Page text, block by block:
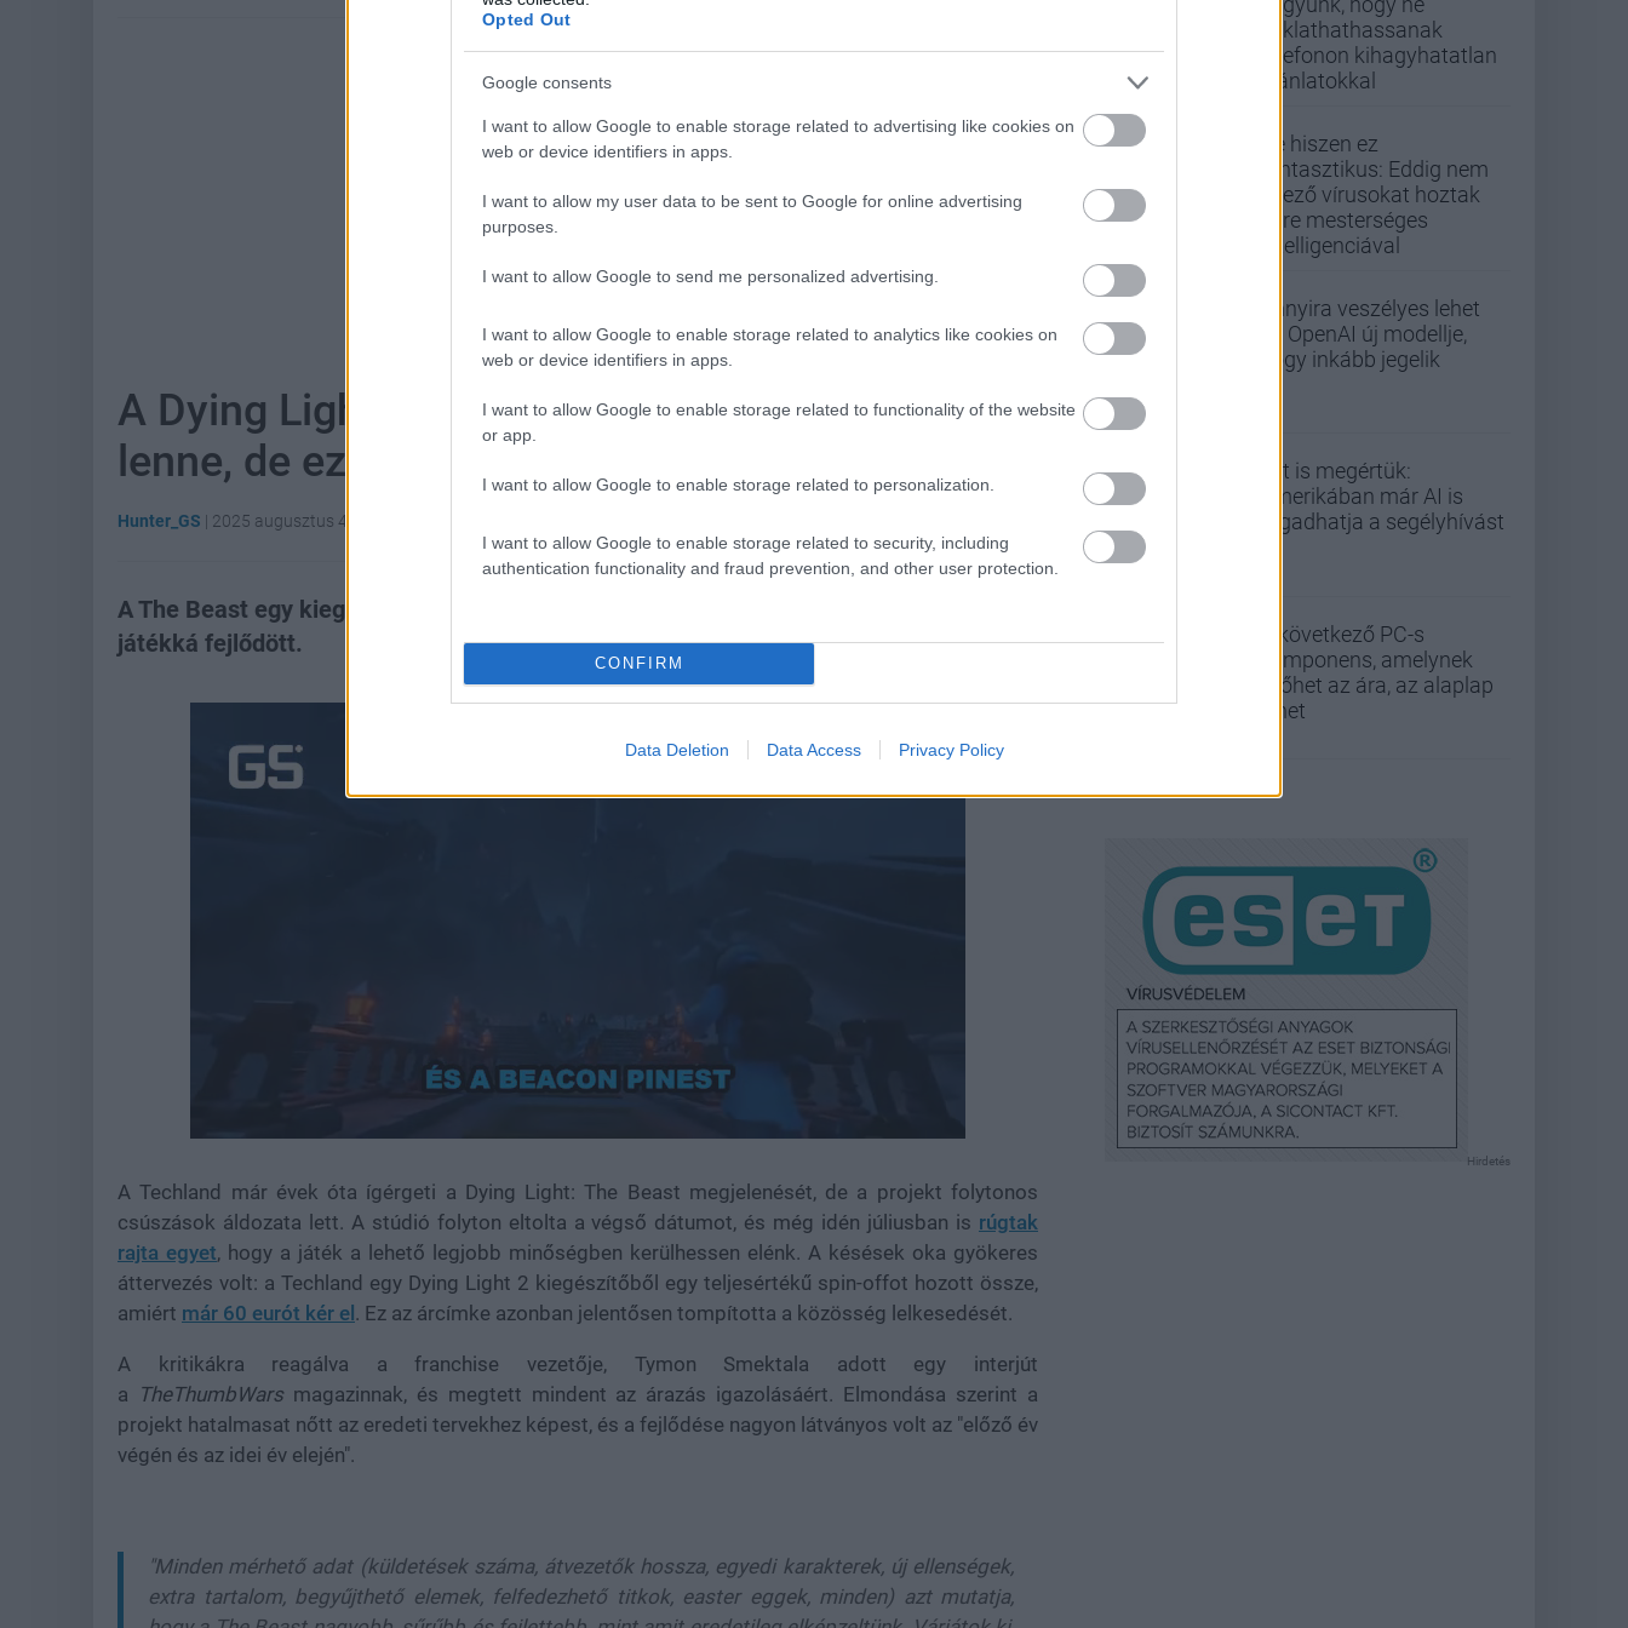
Opted Out
Google consents
I want to allow Google to enable storage related to advertising like cookies on
web or device identifiers in apps.
I want to allow my user data to be sent to Google for online advertising
purposes.
I want to allow Google to send me personalized advertising.
I want to allow Google to enable storage related to analytics like cookies on
web or device identifiers in apps.
I want to allow Google to enable storage related to functionality of the website
or app.
I want to allow Google to enable storage related to personalization.
I want to allow Google to enable storage related to security, including
authentication functionality and fraud prevention, and other user protection.
CONFIRM
Data Deletion Data Access Privacy Policy
A Dying Light: The Beast kiegészítőnek drága
lenne, de ez már nem az
Hunter_GS | 2025 augusztus 4. 11:41
A The Beast egy kiegészítőnek indult, de ahogy múltak az évek, úgy egy 60 eurós
játékká fejlődött.
100.00%
A Techland már évek óta ígérgeti a Dying Light: The Beast megjelenését, de a projekt folytonos
csúszások áldozata lett. A stúdió folyton eltolta a végső dátumot, és még idén júliusban is rúgtak
rajta egyet, hogy a játék a lehető legjobb minőségben kerülhessen elénk. A késések oka gyökeres
áttervezés volt: a Techland egy Dying Light 2 kiegészítőből egy teljesértékű spin-offot hozott össze,
amiért már 60 eurót kér el . Ez az árcímke azonban jelentősen tompította a közösség lelkesedését.
A kritikákra reagálva a franchise vezetője, Tymon Smektala adott egy interjút
a TheThumbWars magazinnak, és megtett mindent az árazás igazolásáért. Elmondása szerint a
projekt hatalmasat nőtt az eredeti tervekhez képest, és a fejlődése nagyon látványos volt az "előző év
végén és az idei év elején".
"Minden mérhető adat (küldetések száma, átvezetők hossza, egyedi karakterek, új ellenségek,
extra tartalom, begyűjthető elemek, felfedezhető titkok, easter eggek, minden) azt mutatja,
zaklathathassanak
telefonon kihagyhatatlan
ajánlatokkal
De hiszen ez
fantasztikus: Eddig nem
létező vírusokat hoztak
létre mesterséges
intelligenciával
Annyira veszélyes lehet
az OpenAI új modellje,
hogy inkább jegelik
Ezt is megértük:
Amerikában már AI is
fogadhatja a segélyhívást
A következő PC-s
komponens, amelynek
kilőhet az ára, az alaplap
lehet
Hirdetés